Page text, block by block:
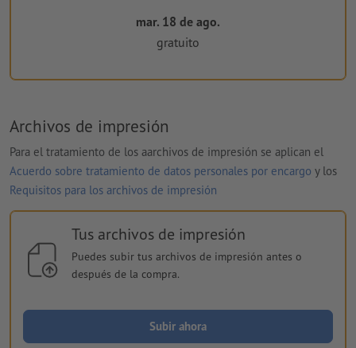
mar. 18 de ago.
gratuito
Archivos de impresión
Para el tratamiento de los aarchivos de impresión se aplican el
Acuerdo sobre tratamiento de datos personales por encargo y los
Requisitos para los archivos de impresión
Tus archivos de impresión
Puedes subir tus archivos de impresión antes o
después de la compra.
Subir ahora